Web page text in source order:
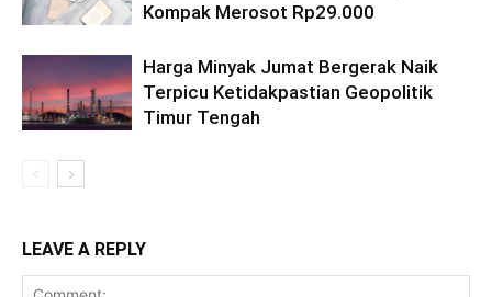
Kompak Merosot Rp29.000
Harga Minyak Jumat Bergerak Naik
Terpicu Ketidakpastian Geopolitik
Timur Tengah
LEAVE A REPLY